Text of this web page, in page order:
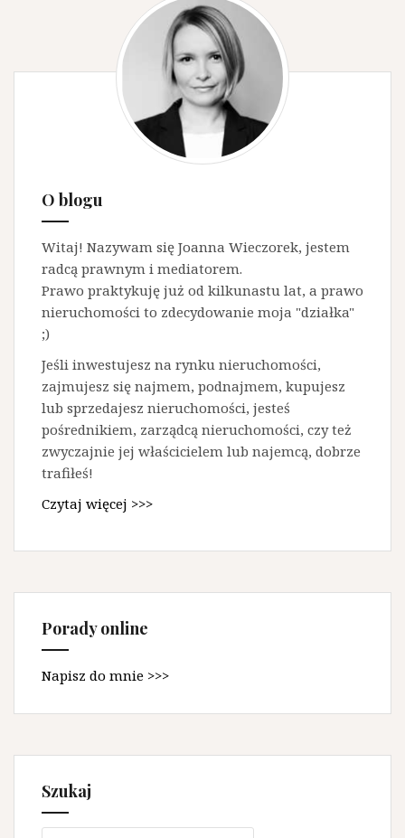
O blogu
Witaj! Nazywam się Joanna Wieczorek, jestem
radcą prawnym i mediatorem.
Prawo praktykuję już od kilkunastu lat, a prawo
nieruchomości to zdecydowanie moja "działka"
;)
Jeśli inwestujesz na rynku nieruchomości,
zajmujesz się najmem, podnajmem, kupujesz
lub sprzedajesz nieruchomości, jesteś
pośrednikiem, zarządcą nieruchomości, czy też
zwyczajnie jej właścicielem lub najemcą, dobrze
trafiłeś!
Czytaj więcej >>>
Porady online
Napisz do mnie >>>
Szukaj